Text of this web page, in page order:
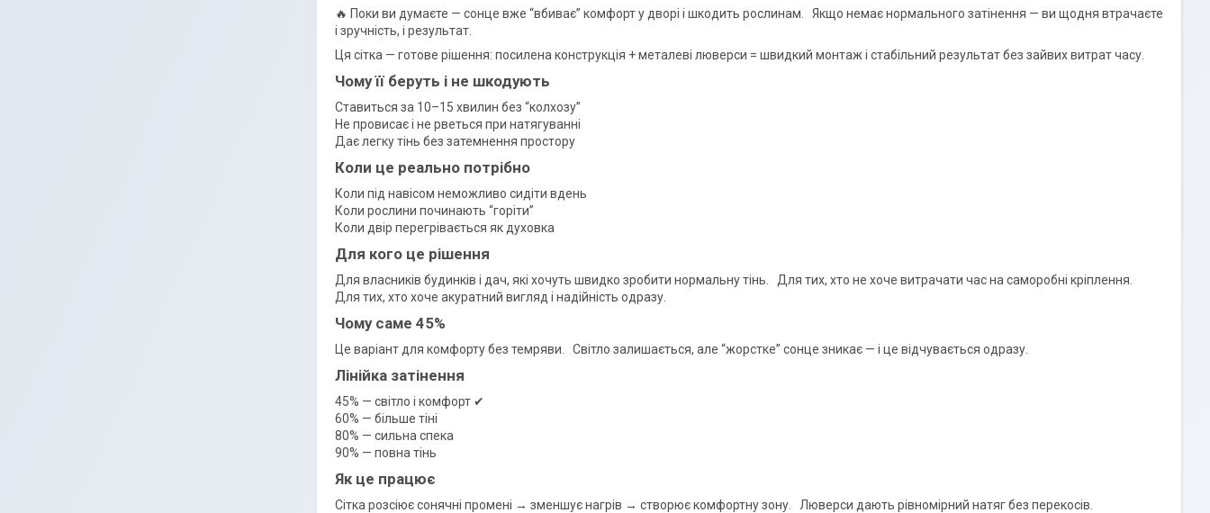
🔥 Поки ви думаєте — сонце вже “вбиває” комфорт у дворі і шкодить рослинам. Якщо немає нормального затінення — ви щодня втрачаєте
і зручність, і результат.
Ця сітка — готове рішення: посилена конструкція + металеві люверси = швидкий монтаж і стабільний результат без зайвих витрат часу.
Чому її беруть і не шкодують
Ставиться за 10–15 хвилин без “колхозу”
Не провисає і не рветься при натягуванні
Дає легку тінь без затемнення простору
Коли це реально потрібно
Коли під навісом неможливо сидіти вдень
Коли рослини починають “горіти”
Коли двір перегрівається як духовка
Для кого це рішення
Для власників будинків і дач, які хочуть швидко зробити нормальну тінь. Для тих, хто не хоче витрачати час на саморобні кріплення.
Для тих, хто хоче акуратний вигляд і надійність одразу.
Чому саме 45%
Це варіант для комфорту без темряви. Світло залишається, але “жорстке” сонце зникає — і це відчувається одразу.
Лінійка затінення
45% — світло і комфорт ✔
60% — більше тіні
80% — сильна спека
90% — повна тінь
Як це працює
Сітка розсіює сонячні промені → зменшує нагрів → створює комфортну зону. Люверси дають рівномірний натяг без перекосів.